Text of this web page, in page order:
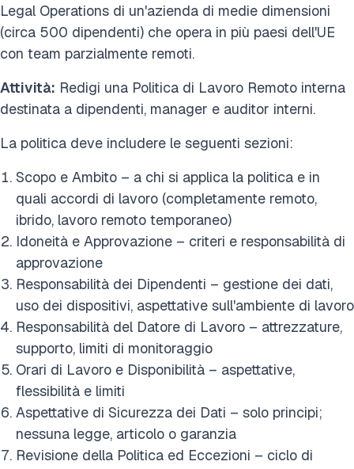
Legal Operations di un'azienda di medie dimensioni
(circa 500 dipendenti) che opera in più paesi dell'UE
con team parzialmente remoti.
Attività: Redigi una Politica di Lavoro Remoto interna
destinata a dipendenti, manager e auditor interni.
La politica deve includere le seguenti sezioni:
Scopo e Ambito – a chi si applica la politica e in
quali accordi di lavoro (completamente remoto,
ibrido, lavoro remoto temporaneo)
Idoneità e Approvazione – criteri e responsabilità di
approvazione
Responsabilità dei Dipendenti – gestione dei dati,
uso dei dispositivi, aspettative sull'ambiente di lavoro
Responsabilità del Datore di Lavoro – attrezzature,
supporto, limiti di monitoraggio
Orari di Lavoro e Disponibilità – aspettative,
flessibilità e limiti
Aspettative di Sicurezza dei Dati – solo principi;
nessuna legge, articolo o garanzia
Revisione della Politica ed Eccezioni – ciclo di